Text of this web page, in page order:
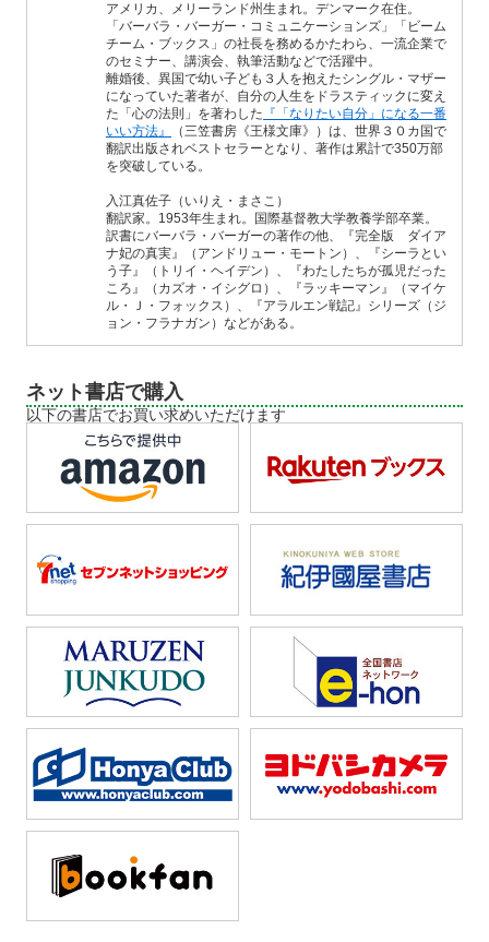
アメリカ、メリーランド州生まれ。デンマーク在住。
「バーバラ・バーガー・コミュニケーションズ」「ビーム
チーム・ブックス」の社長を務めるかたわら、一流企業で
のセミナー、講演会、執筆活動などで活躍中。
離婚後、異国で幼い子ども３人を抱えたシングル・マザー
になっていた著者が、自分の人生をドラスティックに変え
た「心の法則」を著わした 『「なりたい自分」になる一番
いい方法』
（三笠書房《王様文庫》）は、世界３０カ国で
翻訳出版されベストセラーとなり、著作は累計で350万部
を突破している。
入江真佐子（いりえ・まさこ）
翻訳家。1953年生まれ。国際基督教大学教養学部卒業。
訳書にバーバラ・バーガーの著作の他、『完全版 ダイア
ナ妃の真実』（アンドリュー・モートン）、『シーラとい
う子』（トリイ・ヘイデン）、『わたしたちが孤児だった
ころ』（カズオ・イシグロ）、『ラッキーマン』（マイケ
ル・Ｊ・フォックス）、『アラルエン戦記』シリーズ（ジ
ョン・フラナガン）などがある。
ネット書店で購入
以下の書店でお買い求めいただけます